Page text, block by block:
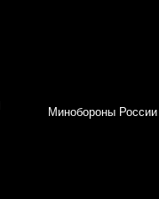
Минобороны России